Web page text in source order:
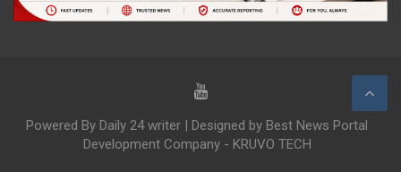
Powered By Daily 24 writer | Designed by Best News Portal
Development Company - KRUVO TECH